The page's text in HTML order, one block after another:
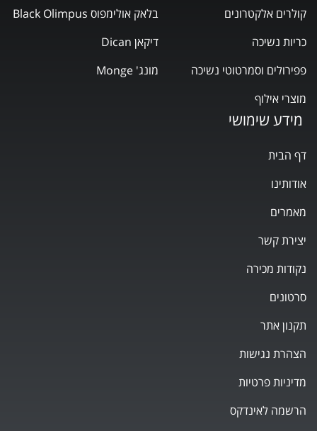
מידע שימושי
דף הבית
אודותינו
מאמרים
יצירת קשר
נקודות מכירה
סרטונים
תקנון אתר
הצהרת נגישות
מדיניות פרטיות
הרשמה לאינדקס
בלאק אולימפוס Black Olimpus
דיקאן Dican
מונג' Monge
קולרים אלקטרונים
כריות נשיכה
פפירולים וסמרטוטי נשיכה
מוצרי אילוף